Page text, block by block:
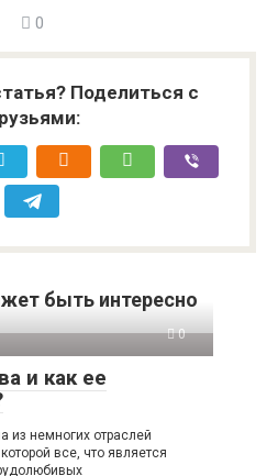
0
Поделиться с
быть интересно
0
и как ее
из немногих отраслей
все, что является